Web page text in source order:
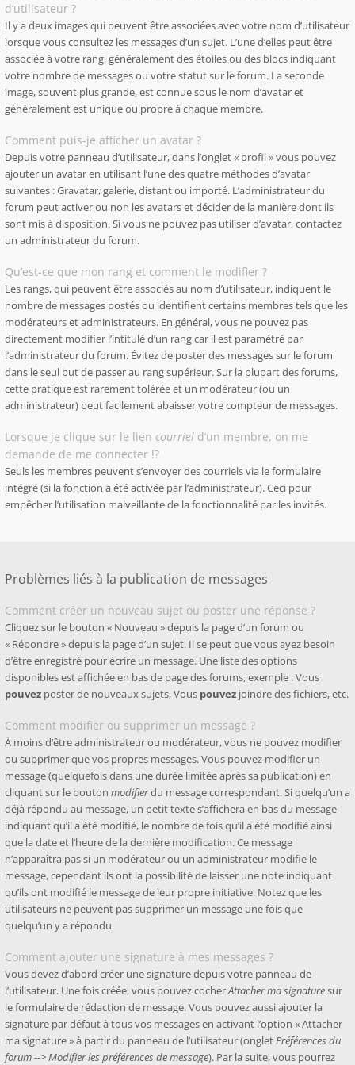
d’utilisateur ?
Il y a deux images qui peuvent être associées avec votre nom d’utilisateur
lorsque vous consultez les messages d’un sujet. L’une d’elles peut être
associée à votre rang, généralement des étoiles ou des blocs indiquant
votre nombre de messages ou votre statut sur le forum. La seconde
image, souvent plus grande, est connue sous le nom d’avatar et
généralement est unique ou propre à chaque membre.
Comment puis-je afficher un avatar ?
Depuis votre panneau d’utilisateur, dans l’onglet « profil » vous pouvez
ajouter un avatar en utilisant l’une des quatre méthodes d’avatar
suivantes : Gravatar, galerie, distant ou importé. L’administrateur du
forum peut activer ou non les avatars et décider de la manière dont ils
sont mis à disposition. Si vous ne pouvez pas utiliser d’avatar, contactez
un administrateur du forum.
Qu’est-ce que mon rang et comment le modifier ?
Les rangs, qui peuvent être associés au nom d’utilisateur, indiquent le
nombre de messages postés ou identifient certains membres tels que les
modérateurs et administrateurs. En général, vous ne pouvez pas
directement modifier l’intitulé d’un rang car il est paramétré par
l’administrateur du forum. Évitez de poster des messages sur le forum
dans le seul but de passer au rang supérieur. Sur la plupart des forums,
cette pratique est rarement tolérée et un modérateur (ou un
administrateur) peut facilement abaisser votre compteur de messages.
Lorsque je clique sur le lien courriel d’un membre, on me
demande de me connecter !?
Seuls les membres peuvent s’envoyer des courriels via le formulaire
intégré (si la fonction a été activée par l’administrateur). Ceci pour
empêcher l’utilisation malveillante de la fonctionnalité par les invités.
Problèmes liés à la publication de messages
Comment créer un nouveau sujet ou poster une réponse ?
Cliquez sur le bouton « Nouveau » depuis la page d’un forum ou
« Répondre » depuis la page d’un sujet. Il se peut que vous ayez besoin
d’être enregistré pour écrire un message. Une liste des options
disponibles est affichée en bas de page des forums, exemple : Vous
pouvez poster de nouveaux sujets, Vous pouvez joindre des fichiers, etc.
Comment modifier ou supprimer un message ?
À moins d’être administrateur ou modérateur, vous ne pouvez modifier
ou supprimer que vos propres messages. Vous pouvez modifier un
message (quelquefois dans une durée limitée après sa publication) en
cliquant sur le bouton modifierdu message correspondant. Si quelqu’un a
déjà répondu au message, un petit texte s’affichera en bas du message
indiquant qu’il a été modifié, le nombre de fois qu’il a été modifié ainsi
que la date et l’heure de la dernière modification. Ce message
n’apparaîtra pas si un modérateur ou un administrateur modifie le
message, cependant ils ont la possibilité de laisser une note indiquant
qu’ils ont modifié le message de leur propre initiative. Notez que les
utilisateurs ne peuvent pas supprimer un message une fois que
quelqu’un y a répondu.
Comment ajouter une signature à mes messages ?
Vous devez d’abord créer une signature depuis votre panneau de
l’utilisateur. Une fois créée, vous pouvez cocherAttacher ma signaturesur
le formulaire de rédaction de message. Vous pouvez aussi ajouter la
signature par défaut à tous vos messages en activant l’option « Attacher
ma signature » à partir du panneau de l’utilisateur (ongletPréférences du
forum --> Modifier les préférences de message). Par la suite, vous pourrez